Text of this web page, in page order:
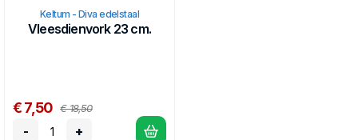
Keltum - Diva edelstaal
Vleesdienvork 23 cm.
€ 7,50 € 18,50
- +